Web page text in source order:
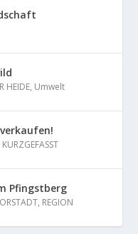
HEIDE, Umwelt
KURZGEFASST
Pfingstberg
, REGION